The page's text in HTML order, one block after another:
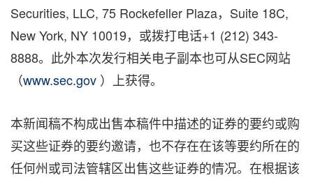
Securities, LLC, 75 Rockefeller Plaza，Suite 18C,
New York, NY 10019，或拨打电话+1 (212) 343-
8888。此外本次发行相关电子副本也可从SEC网站
（www.sec.gov ）上获得。
本新闻稿不构成出售本稿件中描述的证券的要约或购
买这些证券的要约邀请，也不存在在该等要约所在的
任何州或司法管辖区出售这些证券的情况。在根据该